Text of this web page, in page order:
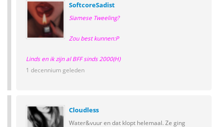
SoftcoreSadist
Siamese Tweeling?
Zou best kunnen:P
Linds en ik zijn al BFF sinds 2000(H)
1 decennium geleden
Cloudless
Water&vuur en dat klopt helemaal. Ze ging